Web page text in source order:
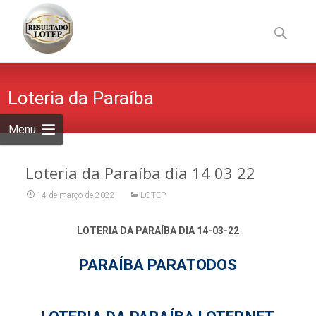
Menu
to
content
por:
Loteria da Paraíba
Loteria da Paraíba dia 14 03 22
14 de março de 2022 LOTEP
LOTERIA DA PARAÍBA DIA 14-03-22
PARAÍBA PARATODOS